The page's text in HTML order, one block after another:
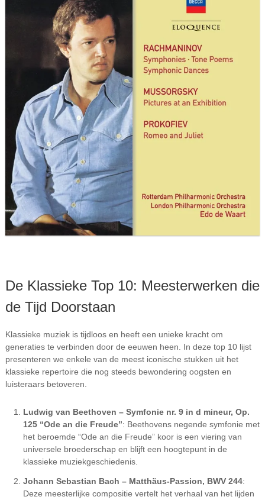
De Klassieke Top 10: Meesterwerken die
de Tijd Doorstaan
Klassieke muziek is tijdloos en heeft een unieke kracht om
generaties te verbinden door de eeuwen heen. In deze top 10 lijst
presenteren we enkele van de meest iconische stukken uit het
klassieke repertoire die nog steeds bewondering oogsten en
luisteraars betoveren.
Ludwig van Beethoven – Symfonie nr. 9 in d mineur, Op.
125 “Ode an die Freude”: Beethovens negende symfonie met
het beroemde “Ode an die Freude” koor is een viering van
universele broederschap en blijft een hoogtepunt in de
klassieke muziekgeschiedenis.
Johann Sebastian Bach – Matthäus-Passion, BWV 244:
Deze meesterlijke compositie vertelt het verhaal van het lijden